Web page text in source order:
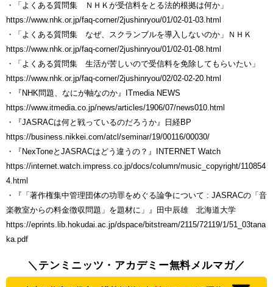
・「よくある質問集 ＮＨＫが受信料をとる法的根拠は何か」
https://www.nhk.or.jp/faq-corner/2jushinryou/01/02-01-03.html
・「よくある質問集 なぜ、スクランブルを導入しないのか」ＮＨＫ
https://www.nhk.or.jp/faq-corner/2jushinryou/01/02-01-08.html
・「よくある質問集 生活が苦しいので受信料を免除してもらいたい」
https://www.nhk.or.jp/faq-corner/2jushinryou/02/02-02-20.html
・『NHK問題、なにが軸なのか』ITmedia NEWS
https://www.itmedia.co.jp/news/articles/1906/07/news010.html
・『JASRACは何と戦っているのだろうか』日経BP
https://business.nikkei.com/atcl/seminar/19/00116/00030/
・『NexToneとJASRACはどう違うの？』INTERNET Watch
https://internet.watch.impress.co.jp/docs/column/music_copyright/110854
4.html
・『「著作権集中管理団体の功罪をめぐる論争について : JASRACの「音
楽教室からの料金徴収問題」を題材に」』田中辰雄 北海道大学
https://eprints.lib.hokudai.ac.jp/dspace/bitstream/2115/72119/1/51_03tana
ka.pdf
＼テンミニッツ・アカデミー無料メルマガ／